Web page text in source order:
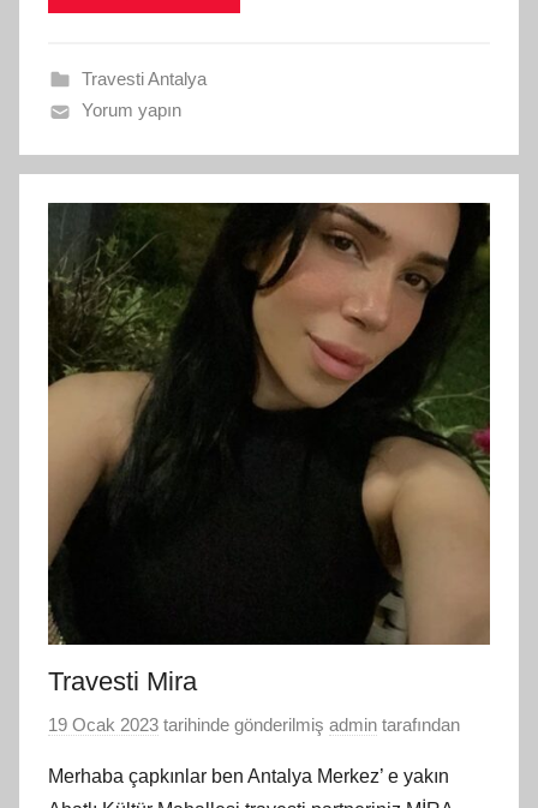
Travesti Antalya
Yorum yapın
Travesti Mira
19 Ocak 2023 tarihinde gönderilmiş admin tarafından
Merhaba çapkınlar ben Antalya Merkez’ e yakın